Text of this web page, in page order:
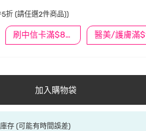
刷中信卡滿$888送3萬點
5折 (請任選2件商品))
加入購物袋
存 (可能有時間誤差)